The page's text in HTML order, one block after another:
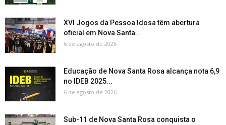
XVI Jogos da Pessoa Idosa têm abertura
oficial em Nova Santa...
6 de agosto de 2026
Educação de Nova Santa Rosa alcança nota 6,9
no IDEB 2025...
6 de agosto de 2026
Sub-11 de Nova Santa Rosa conquista o